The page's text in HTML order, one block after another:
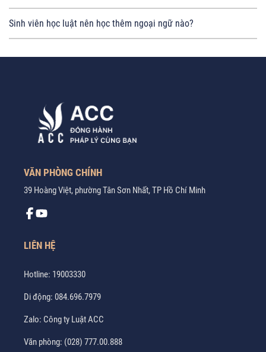
Sinh viên học luật nên học thêm ngoại ngữ nào?
VĂN PHÒNG CHÍNH
39 Hoàng Việt, phường Tân Sơn Nhất, TP Hồ Chí Minh
LIÊN HỆ
Hotline: 19003330
Di động: 084.696.7979
Zalo: Công ty Luật ACC
Văn phòng: (028) 777.00.888